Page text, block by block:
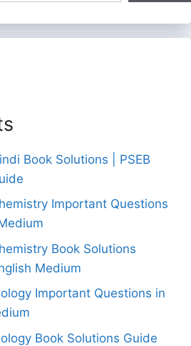
Book Solutions | PSEB
Important Questions
Book Solutions
Medium
Important Questions in
Book Solutions Guide